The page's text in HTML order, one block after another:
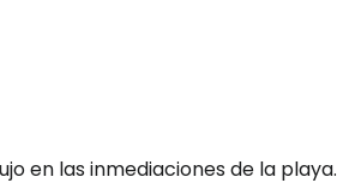
en las inmediaciones de la playa.